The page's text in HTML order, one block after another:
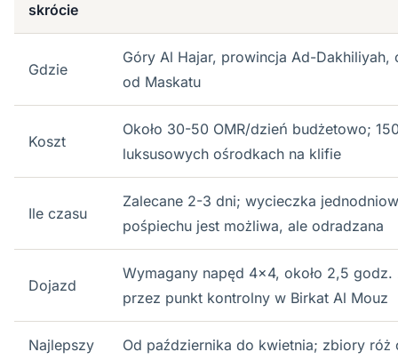
skrócie
Gdzie
Góry Al Hajar, prowincja Ad-Dakhiliyah,
od Maskatu
Koszt
Około 30-50 OMR/dzień budżetowo;
luksusowych ośrodkach na klifie
Ile czasu
Zalecane 2-3 dni; wycieczka
pośpiechu jest możliwa, ale odradzana
Dojazd
Wymagany napęd 4x4, około 2,5 godz.
przez punkt kontrolny w Birkat Al Mouz
Najlepszy
Od października do kwietnia; zbiory róż